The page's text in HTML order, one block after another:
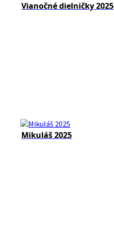
Vianočné dielničky 2025
Mikuláš 2025